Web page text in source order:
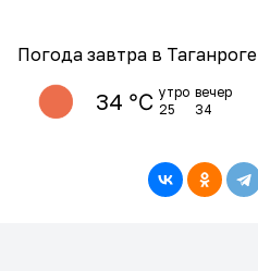
Погода завтра в Таганроге
34 ℃ утро
25
вечер
34